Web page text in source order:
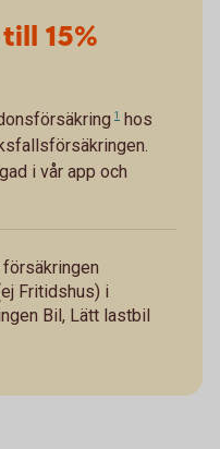
15%
1 hos
i vår app och
försäkringen
Fritidshus) i
Bil, Lätt lastbil